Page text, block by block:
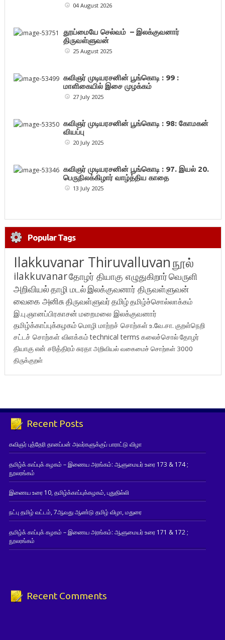
04 August 2026
தூய்மையே செல்வம் – இலக்குவனார்
திருவள்ளுவன்
25 August 2025
கவிஞர் முடியரசனின் பூங்கொடி : 99 :
மாளிகையில் இசை முழக்கம்
27 July 2025
கவிஞர் முடியரசனின் பூங்கொடி : 98: கோமகன்
வியப்பு
20 July 2025
கவிஞர் முடியரசனின் பூங்கொடி : 97. இயல் 20.
பெருநிலக்கிழார் வாழ்த்திய காதை
13 July 2025
Popular Tags
Ilakkuvanar Thiruvalluvanநூல்
ilakkuvanarதோழர் தியாகு எழுதுகிறார்வெருளி
அறிவியல்தாழி மடல்இலக்குவனார் திருவள்ளுவன்
வைகை அனிசுதிருவள்ளுவர்தமிழ்தமிழ்ச்சொல்லாக்கம்
இ.பு.ஞானப்பிரகாசன் மறைமலை இலக்குவனார்
தமிழ்க்காப்புக்கழகம் மொழி மாற்றச் சொற்கள்உ.வே.சா. குறள்நெறி
சட்டச் சொற்கள் விளக்கம்technical terms கலைச்சொல்தோழர்
தியாகுஎன் சரித்திரம்சுரதாஅறிவியல் வகைமைச் சொற்கள் 3000
திருக்குறள்
Recent Posts
கவிஞர் புத்தேரி தானப்பன் அவர்களுக்குப் பாராட்டு விழா
தமிழ்க் காப்புக் கழகம் – இணைய அரங்கம்: ஆளுமையர் உரை 173 & 174 ;
நூலரங்கம்
இணைய உரை 10, தமிழ்க்காப்புக்கழகம், புதுதில்லி
நட்பு தமிழ் வட்டம், 7ஆவது ஆண்டு தமிழ் விழா, மதுரை
தமிழ்க் காப்புக் கழகம் – இணைய அரங்கம்: ஆளுமையர் உரை 171 & 172 ;
நூலரங்கம்
Recent Comments